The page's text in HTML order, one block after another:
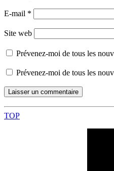
E-mail *
Site web
Prévenez-moi de tous les
Prévenez-moi de tous les
TOP